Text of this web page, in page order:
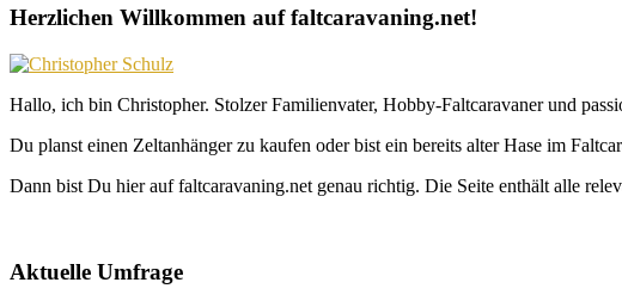
Herzlichen Willkommen auf faltcaravaning.net!
Hallo, ich bin Christopher. Stolzer Familienvater, Hobby-Faltcaravaner und
Du planst einen Zeltanhänger zu kaufen oder bist ein bereits alter Hase im
Dann bist Du hier auf faltcaravaning.net genau richtig. Die Seite enthält alle
Aktuelle Umfrage